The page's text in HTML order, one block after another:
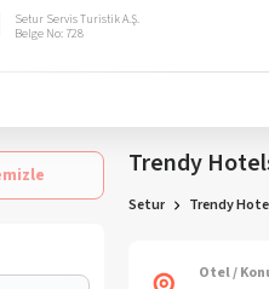
Setur Servis Turistik A.Ş.
Belge No: 728
Trendy
Setur Trendy
Otel /